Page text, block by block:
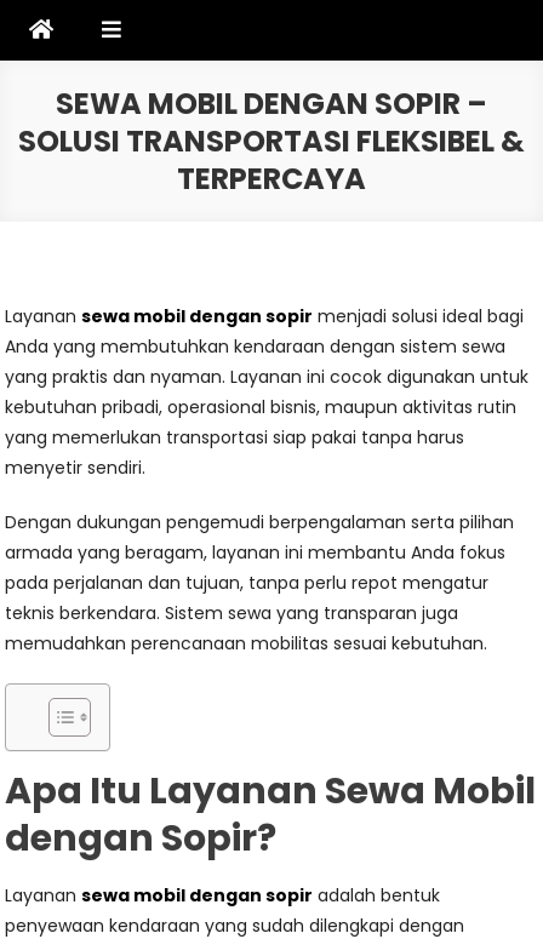
SEWA MOBIL DENGAN SOPIR –
SOLUSI TRANSPORTASI FLEKSIBEL &
TERPERCAYA
Layanansewa mobil dengan sopir menjadi solusi ideal bagi
Anda yang membutuhkan kendaraan dengan sistem sewa
yang praktis dan nyaman. Layanan ini cocok digunakan untuk
kebutuhan pribadi, operasional bisnis, maupun aktivitas rutin
yang memerlukan transportasi siap pakai tanpa harus
menyetir sendiri.
Dengan dukungan pengemudi berpengalaman serta pilihan
armada yang beragam, layanan ini membantu Anda fokus
pada perjalanan dan tujuan, tanpa perlu repot mengatur
teknis berkendara. Sistem sewa yang transparan juga
memudahkan perencanaan mobilitas sesuai kebutuhan.
Apa Itu Layanan Sewa Mobil
dengan Sopir?
Layanansewa mobil dengan sopir adalah bentuk
penyewaan kendaraan yang sudah dilengkapi dengan